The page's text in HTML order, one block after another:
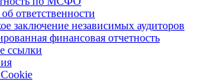
ответственности
заключение независимых аудиторов
финансовая отчетность
ссылки